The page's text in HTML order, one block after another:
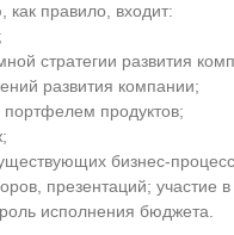
как правило, входит:
стратегии развития
развития компании;
продуктов;
бизнес-
презентаций; участие в
исполнения бюджета.